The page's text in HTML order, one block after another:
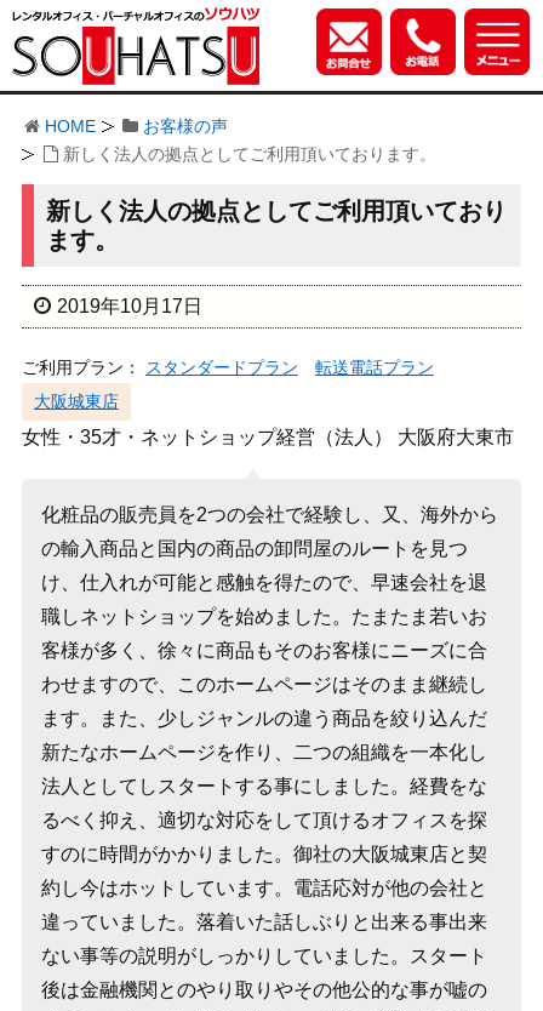
HOME
お客様の声
新しく法人の拠点としてご利用頂いております。
新しく法人の拠点としてご利用頂いており
ます。
2019年10月17日
ご利用プラン： スタンダードプラン
転送電話プラン
大阪城東店
女性・35才・ネットショップ経営（法人） 大阪府大東市
化粧品の販売員を2つの会社で経験し、又、海外から
の輸入商品と国内の商品の卸問屋のルートを見つ
け、仕入れが可能と感触を得たので、早速会社を退
職しネットショップを始めました。たまたま若いお
客様が多く、徐々に商品もそのお客様にニーズに合
わせますので、このホームページはそのまま継続し
ます。また、少しジャンルの違う商品を絞り込んだ
新たなホームページを作り、二つの組織を一本化し
法人としてしスタートする事にしました。経費をな
るべく抑え、適切な対応をして頂けるオフィスを探
すのに時間がかかりました。御社の大阪城東店と契
約し今はホットしています。電話応対が他の会社と
違っていました。落着いた話しぶりと出来る事出来
ない事等の説明がしっかりしていました。スタート
後は金融機関とのやり取りやその他公的な事が嘘の